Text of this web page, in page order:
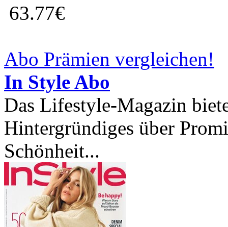
63.77€
Abo Prämien vergleichen!
In Style Abo
Das Lifestyle-Magazin
Hintergründiges über
Schönheit...